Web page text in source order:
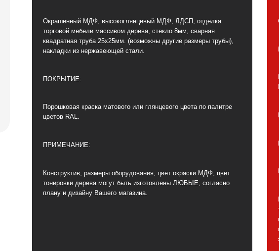
Окрашенный МДФ, высокоглянцевый МДФ, ЛДСП, отделка
торговой мебели массивом дерева, стекло 8мм, сварная
квадратная труба 25х25мм. (возможны другие размеры трубы),
накладки из нержавеющей стали.
ПОКРЫТИЕ:
Порошковая краска матового или глянцевого цвета по палитре
цветов RAL.
ПРИМЕЧАНИЕ:
Конструктив, размеры оборудования, цвет окраски МДФ, цвет
тонировки дерева могут быть изготовлены ЛЮБЫЕ, согласно
плану и дизайну Вашего магазина.